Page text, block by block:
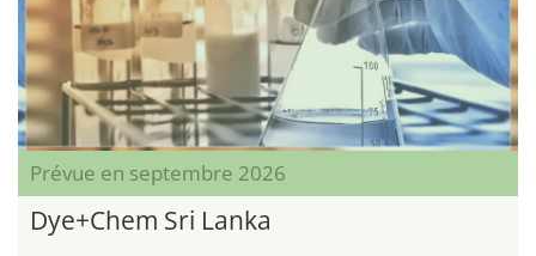
Prévue en septembre 2026
Dye+Chem Sri Lanka